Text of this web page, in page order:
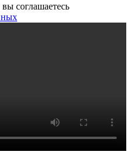
соглашаетесь